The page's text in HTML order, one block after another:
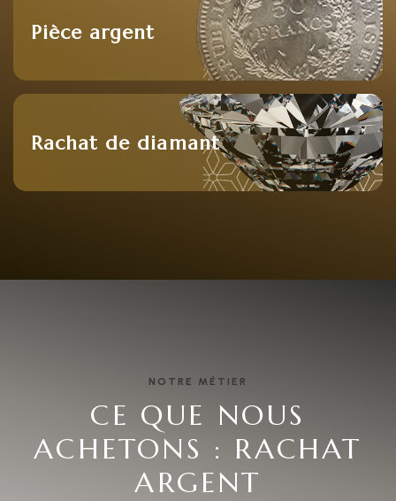
Pièce argent
Rachat de diamant
NOTRE MÉTIER
CE QUE NOUS
ACHETONS : RACHAT
ARGENT